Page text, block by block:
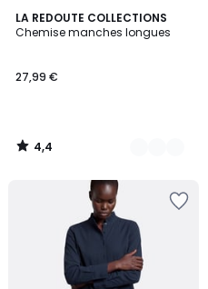
LA REDOUTE COLLECTIONS
Chemise manches longues
27,99 €
4,4
/ 5
4
Couleurs
4,4
/